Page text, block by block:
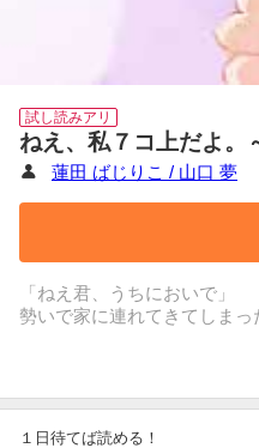
試し読みアリ
ねえ、私７コ上だよ。
蓮田 ばじりこ / 山口 夢
「ねえ君、うちにおいで」
勢いで家に連れてきてしま
「このまま孤独に死ぬのか
１日待てば読める！